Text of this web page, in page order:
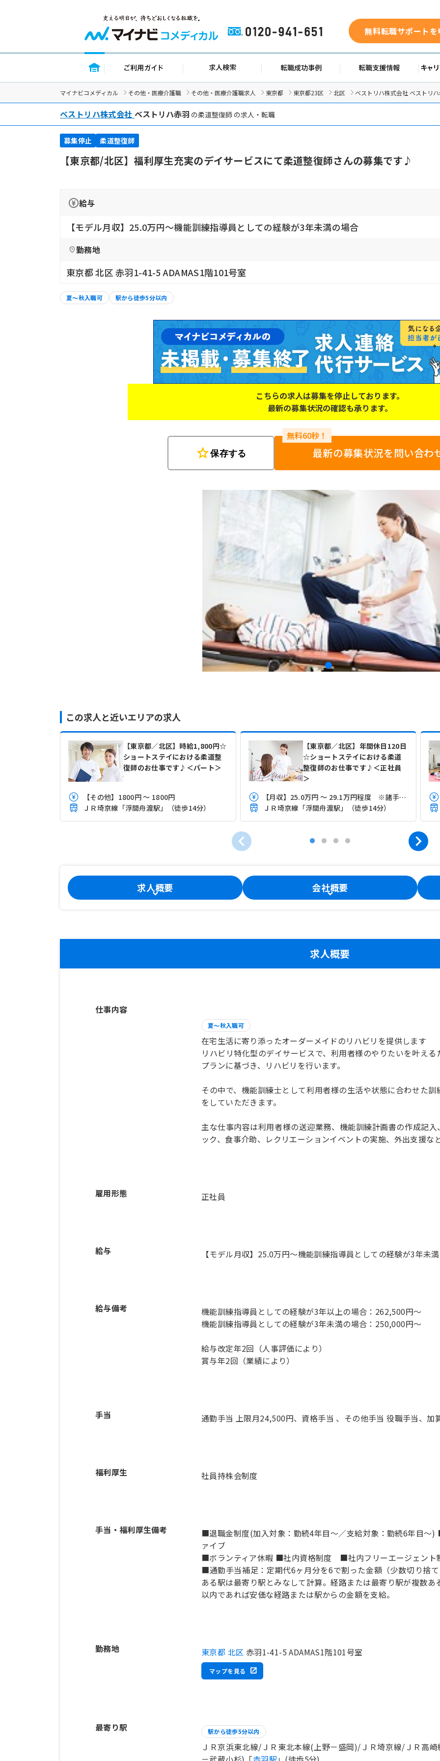
0120-941-651 無料転職サポート
トップページ ご利用ガイド 求人検索 転職成功事例 転職支
マイナビコメディカル その他・医療介護職 その他・医療介護職求人 東京都 東京都23区 北区 ベストリハ株式会社 ベストリ
ベストリハ株式会社 ベストリハ赤羽 の柔道整復師 の求人・転職
募集停止 柔道整復師
【東京都/北区】福利厚生充実のデイサービスにて柔道整復師さんの募集です♪
給与
【モデル月収】25.0万円〜機能訓練指導員としての経験が3年未満の場合
勤務地
東京都 北区 赤羽1-41-5 ADAMAS1階101号室
夏～秋入職可 駅から徒歩5分以内
こちらの求人は募集を停止しております。
最新の募集状況の確認も承ります。
star保存する 最新の募集状況を問い合わ
この求人と近いエリアの求人
【東京都／北区】時給1,800円☆
ショートステイにおける柔道整
復師のお仕事です♪＜パート＞
【その他】1800円 ～ 1800円
ＪＲ埼京線「浮間舟渡駅」（徒歩14分）
【東京都／北区】年間休日120日
☆ショートステイにおける柔道
整復師のお仕事です♪＜正社員
＞
【月収】25.0万円 ～ 29.1万円程度 ※諸手当込み
ＪＲ埼京線「浮間舟渡駅」（徒歩14分）
求人概要 会社概要
求人概要
仕事内容
夏～秋入職可
在宅生活に寄り添ったオーダーメイドのリハビリを提供します
リハビリ特化型のデイサービスで、利用者様のやりたいを叶え
プランに基づき、リハビリを行います。
その中で、機能訓練士として利用者様の生活や状態に合わせた
をしていただきます。
主な仕事内容は利用者様の送迎業務、機能訓練計画書の作成記
ック、食事介助、レクリエーションイベントの実施、外出支援な
雇用形態 正社員
給与 【モデル月収】25.0万円〜機能訓練指導員としての経験が3年未
給与備考
機能訓練指導員としての経験が3年以上の場合：262,500円～
機能訓練指導員としての経験が3年未満の場合：250,000円～
給与改定年2回（人事評価により）
賞与年2回（業績により）
手当 通勤手当 上限月24,500円、資格手当 、その他手当 役職手当、加
福利厚生 社員持株会制度
手当・福利厚生備考
■退職金制度(加入対象：勤続4年目～／支給対象：勤続6年目
ァイブ
■ボランティア休暇 ■社内資格制度 ■社内フリーエージェン
■通勤手当補足：定期代6ヶ月分を6で割った金額（少数切り捨
ある駅は最寄り駅とみなして計算。経路または最寄り駅が複数
勤務地 東京都 北区 赤羽1-41-5 ADAMAS1階101号室
マップを見る
最寄り駅 駅から徒歩5分以内
ＪＲ京浜東北線/ＪＲ東北本線(上野－盛岡)/ＪＲ埼京線/ＪＲ高